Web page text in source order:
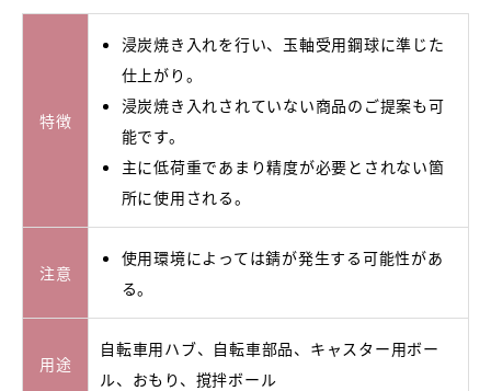
特徴
浸炭焼き入れを行い、玉軸受用鋼球に準じた
仕上がり。
浸炭焼き入れされていない商品のご提案も可
能です。
主に低荷重であまり精度が必要とされない箇
所に使用される。
注意
使用環境によっては錆が発生する可能性があ
る。
用途
自転車用ハブ、自転車部品、キャスター用ボー
ル、おもり、撹拌ボール